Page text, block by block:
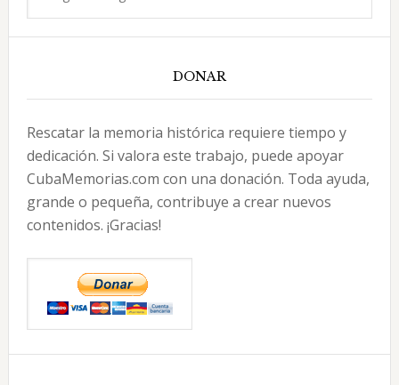
DONAR
Rescatar la memoria histórica requiere tiempo y
dedicación. Si valora este trabajo, puede apoyar
CubaMemorias.com con una donación. Toda ayuda,
grande o pequeña, contribuye a crear nuevos
contenidos. ¡Gracias!